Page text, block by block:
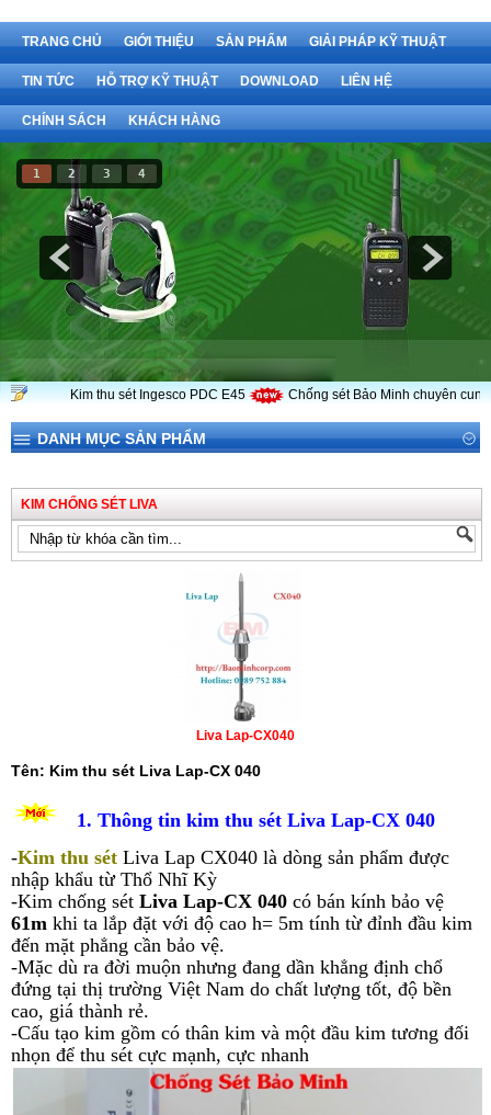
TRANG CHỦ GIỚI THIỆU SẢN PHẨM GIẢI PHÁP KỸ THUẬT
TIN TỨC HỖ TRỢ KỸ THUẬT DOWNLOAD LIÊN HỆ
CHÍNH SÁCH KHÁCH HÀNG
1 2 3 4
Kim thu sét Ingesco PDC E45 Chống sét Bảo Minh chuyên cung
DANH MỤC SẢN PHẨM
KIM CHỐNG SÉT LIVA
Liva Lap-CX040
Tên: Kim thu sét Liva Lap-CX 040
1. Thông tin kim thu sét Liva Lap-CX 040
-Kim thu sét Liva Lap CX040 là dòng sản phẩm được
nhập khẩu từ Thổ Nhĩ Kỳ
-Kim chống sét Liva Lap-CX 040 có bán kính bảo vệ
61m khi ta lắp đặt với độ cao h= 5m tính từ đỉnh đầu kim
đến mặt phẳng cần bảo vệ.
-Mặc dù ra đời muộn nhưng đang dần khẳng định chổ
đứng tại thị trường Việt Nam do chất lượng tốt, độ bền
cao, giá thành rẻ.
-Cấu tạo kim gồm có thân kim và một đầu kim tương đối
nhọn để thu sét cực mạnh, cực nhanh